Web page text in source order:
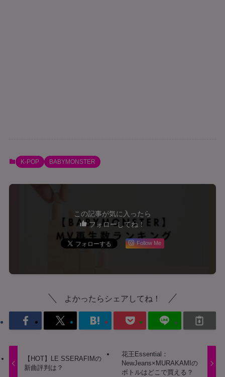
K-POP BABYMONSTER
この記事が気に入ったら
フォローしてね！
Follow Me
よかったらシェアしてね！
【HOT】LE SSERAFIMの
新曲評判は？
花王Essential：
NewJeans×MURAKAMIの
ボトルはどこで買える？